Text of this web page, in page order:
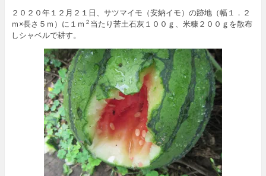
２０２０年１２月２１日、サツマイモ（安納イモ）の跡地（幅１．２
ｍ×長さ５ｍ）に１ｍ ２ 当たり苦土石灰１００ｇ、米糠２００ｇを散布
しシャベルで耕す。